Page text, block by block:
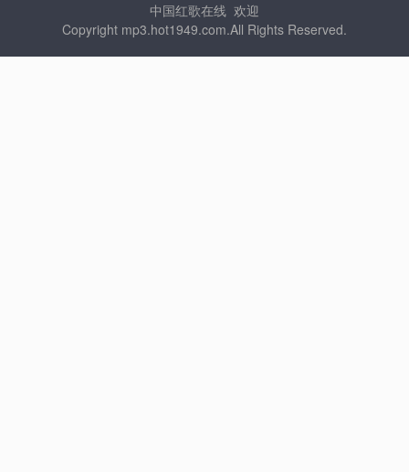
中国红歌在线 欢迎
Copyright mp3.hot1949.com.All Rights Reserved.